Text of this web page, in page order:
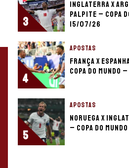
3
Inglaterra x
palpite – Copa
15/07/26
4
APOSTAS
França x
Copa do Mundo
5
APOSTAS
Noruega x
– Copa do